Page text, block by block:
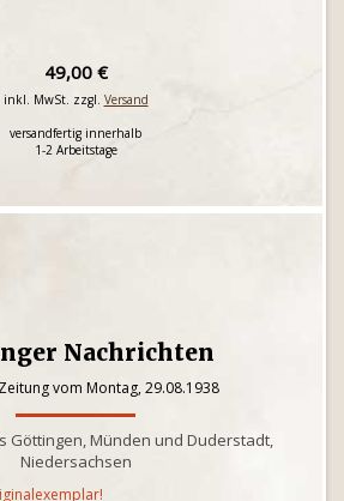
49,00 €
inkl. MwSt. zzgl. Versand
versandfertig innerhalb
1-2 Arbeitstage
Nachrichten
vom Montag, 29.08.1938
Göttingen, Münden und Duderstadt,
Niedersachsen